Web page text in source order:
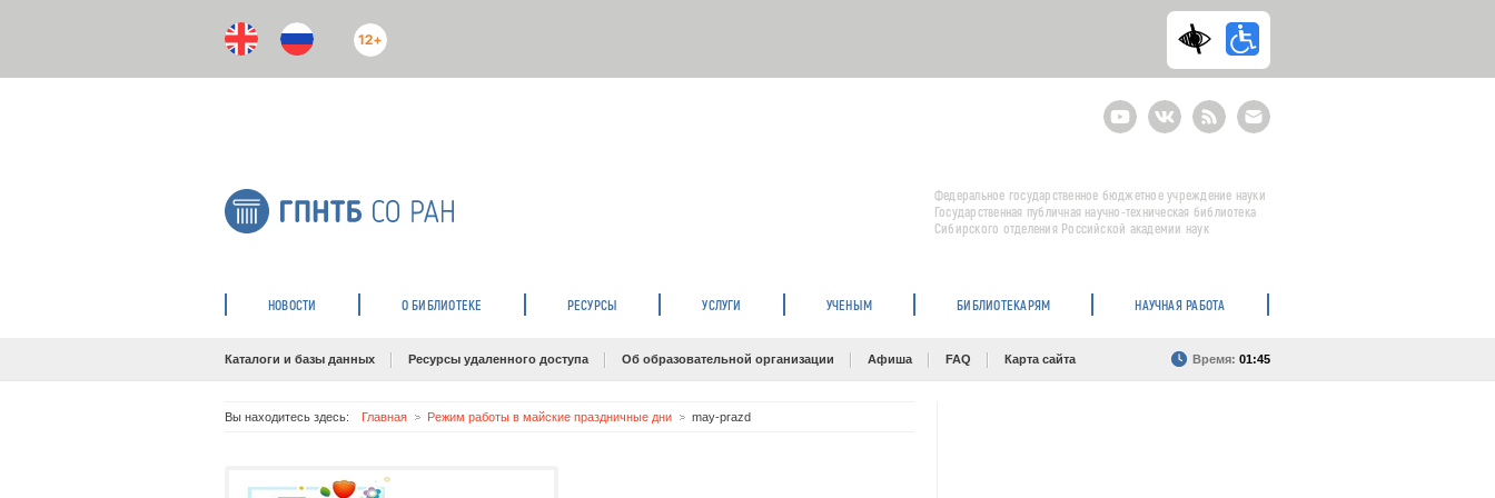
12+
YoutubeВКонтактеRSS
E-
mail
подписка
Федеральное государственное бюджетное учреждение науки
Государственная публичная научно-техническая библиотека
Сибирского отделения Российской академии наук
НОВОСТИ О БИБЛИОТЕКЕ РЕСУРСЫ УСЛУГИ УЧЕНЫМ БИБЛИОТЕКАРЯМ НАУЧНАЯ РАБОТА
Каталоги и базы данных Ресурсы удаленного доступа Об образовательной организации Афиша FAQ Карта сайта Время: 01:45
Вы находитесь здесь: Главная Режим работы в майские праздничные дни may-prazd